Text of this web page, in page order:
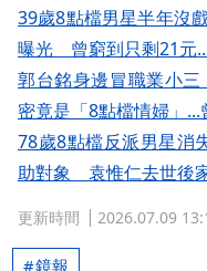
39歲8點檔男星半年沒
曝光 曾窮到只剩21元
郭台銘身邊冒職業小
密竟是「8點檔情婦」
78歲8點檔反派男星消
助對象 袁惟仁去世後
更新時間 2026.07.09
鏡報